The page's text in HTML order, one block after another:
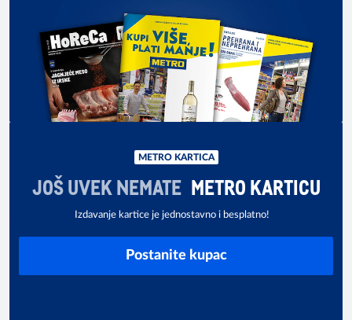
METRO KARTICA
JOŠ UVEK NEMATE METRO KARTICU
Izdavanje kartice je jednostavno i besplatno!
Postanite kupac